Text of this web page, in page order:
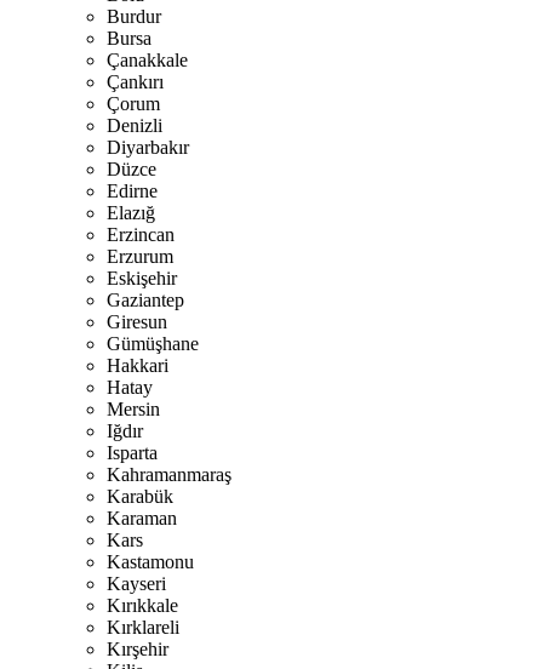
Burdur
Bursa
Çanakkale
Çankırı
Çorum
Denizli
Diyarbakır
Düzce
Edirne
Elazığ
Erzincan
Erzurum
Eskişehir
Gaziantep
Giresun
Gümüşhane
Hakkari
Hatay
Mersin
Iğdır
Isparta
Kahramanmaraş
Karabük
Karaman
Kars
Kastamonu
Kayseri
Kırıkkale
Kırklareli
Kırşehir